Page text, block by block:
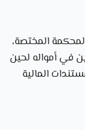
المختصة،
في أمواله لحين
المالية